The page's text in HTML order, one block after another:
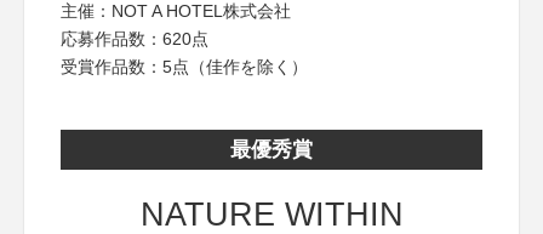
主催：NOT A HOTEL株式会社
応募作品数：620点
受賞作品数：5点（佳作を除く）
最優秀賞
NATURE WITHIN